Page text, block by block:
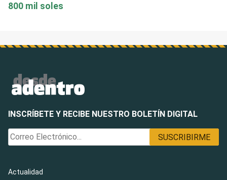
800 mil soles
INSCRÍBETE Y RECIBE NUESTRO BOLETÍN DIGITAL
Actualidad